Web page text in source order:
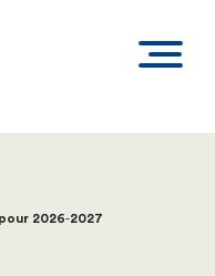
2026‑2027